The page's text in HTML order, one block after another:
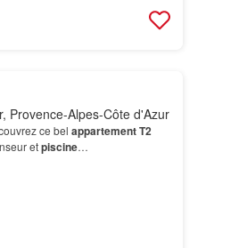
Provence-Alpes-Côte d'Azur
ce bel appartement T2
etpiscine…